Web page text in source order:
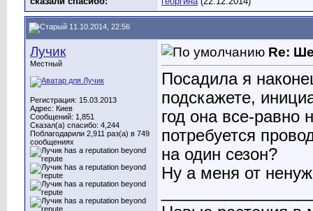
11.10.2014, 22:56
Лучик
Местный
Регистрация: 15.03.2013
Адрес: Киев
Сообщений: 1,851
Сказал(а) спасибо: 4,244
Поблагодарили 2,911 раз(а) в 749
сообщениях
Re:
Посадила я
подскажете,
год она все-равно
потребуется
на один сезон?
Ну а меня от